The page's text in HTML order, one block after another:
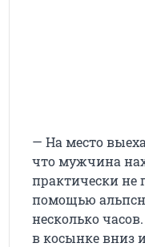
— На место
что мужчина
практически не
помощью
несколько
в косынке вниз